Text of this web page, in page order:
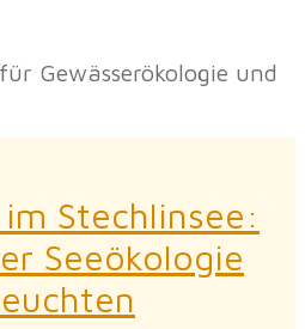
Gewässerökologie und
Stechlinsee:
Seeökologie